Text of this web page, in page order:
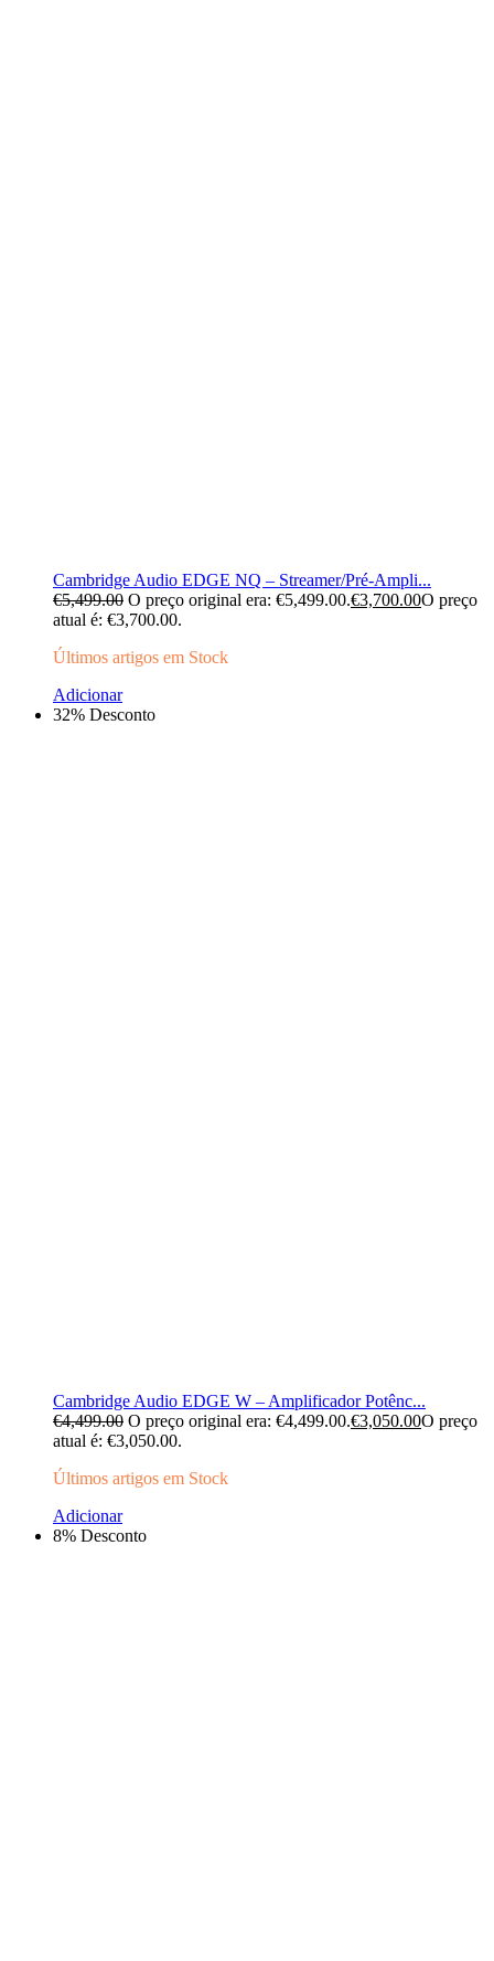
Cambridge Audio EDGE NQ – Streamer/Pré-Ampli...
€5,499.00 O preço original era: €5,499.00.€3,700.00O preço
atual é: €3,700.00.
Últimos artigos em Stock
Adicionar
32% Desconto
Cambridge Audio EDGE W – Amplificador Potênc...
€4,499.00 O preço original era: €4,499.00.€3,050.00O preço
atual é: €3,050.00.
Últimos artigos em Stock
Adicionar
8% Desconto